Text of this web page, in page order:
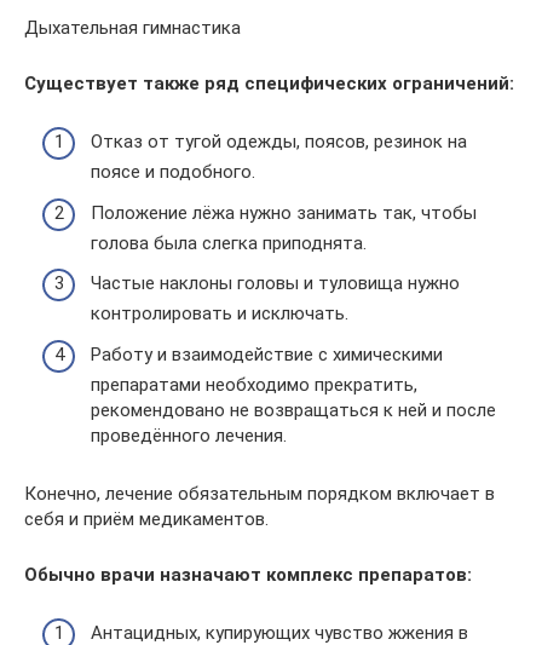
Дыхательная гимнастика
Существует также ряд специфических ограничений:
Отказ от тугой одежды, поясов, резинок на
поясе и подобного.
Положение лёжа нужно занимать так, чтобы
голова была слегка приподнята.
Частые наклоны головы и туловища нужно
контролировать и исключать.
Работу и взаимодействие с химическими
препаратами необходимо прекратить,
рекомендовано не возвращаться к ней и после
проведённого лечения.
Конечно, лечение обязательным порядком включает в
себя и приём медикаментов.
Обычно врачи назначают комплекс препаратов:
Антацидных, купирующих чувство жжения в